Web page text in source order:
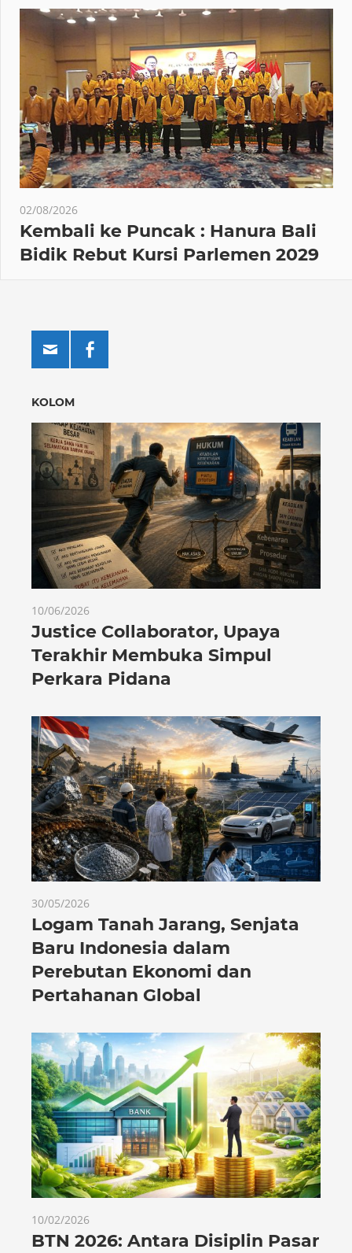
02/08/2026
Kembali ke Puncak : Hanura Bali
Bidik Rebut Kursi Parlemen 2029
KOLOM
10/06/2026
Justice Collaborator, Upaya
Terakhir Membuka Simpul
Perkara Pidana
30/05/2026
Logam Tanah Jarang, Senjata
Baru Indonesia dalam
Perebutan Ekonomi dan
Pertahanan Global
10/02/2026
BTN 2026: Antara Disiplin Pasar